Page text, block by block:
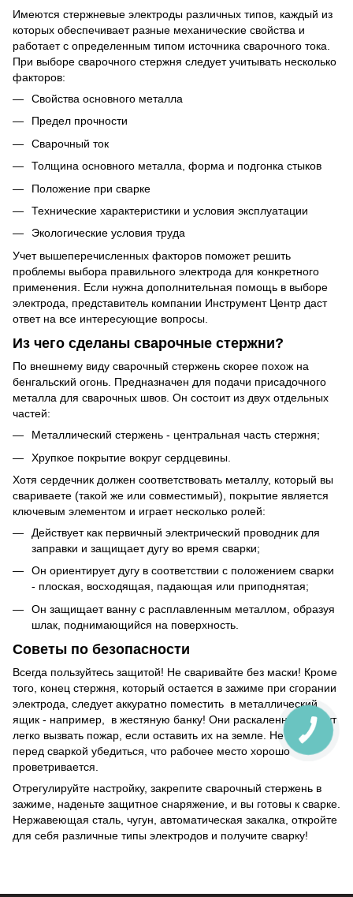
Имеются стержневые электроды различных типов, каждый из
которых обеспечивает разные механические свойства и
работает с определенным типом источника сварочного тока.
При выборе сварочного стержня следует учитывать несколько
факторов:
Свойства основного металла
Предел прочности
Сварочный ток
Толщина основного металла, форма и подгонка стыков
Положение при сварке
Технические характеристики и условия эксплуатации
Экологические условия труда
Учет вышеперечисленных факторов поможет решить
проблемы выбора правильного электрода для конкретного
применения. Если нужна дополнительная помощь в выборе
электрода, представитель компании Инструмент Центр даст
ответ на все интересующие вопросы.
Из чего сделаны сварочные стержни?
По внешнему виду сварочный стержень скорее похож на
бенгальский огонь. Предназначен для подачи присадочного
металла для сварочных швов. Он состоит из двух отдельных
частей:
Металлический стержень - центральная часть стержня;
Хрупкое покрытие вокруг сердцевины.
Хотя сердечник должен соответствовать металлу, который вы
свариваете (такой же или совместимый), покрытие является
ключевым элементом и играет несколько ролей:
Действует как первичный электрический проводник для
заправки и защищает дугу во время сварки;
Он ориентирует дугу в соответствии с положением сварки
- плоская, восходящая, падающая или приподнятая;
Он защищает ванну с расплавленным металлом, образуя
шлак, поднимающийся на поверхность.
Советы по безопасности
Всегда пользуйтесь защитой! Не сваривайте без маски! Кроме
того, конец стержня, который остается в зажиме при сгорании
электрода, следует аккуратно поместить в металлический
ящик - например, в жестяную банку! Они раскаленные, могут
легко вызвать пожар, если оставить их на земле. Не забудьте
перед сваркой убедиться, что рабочее место хорошо
проветривается.
Отрегулируйте настройку, закрепите сварочный стержень в
зажиме, наденьте защитное снаряжение, и вы готовы к сварке.
Нержавеющая сталь, чугун, автоматическая закалка, откройте
для себя различные типы электродов и получите сварку!